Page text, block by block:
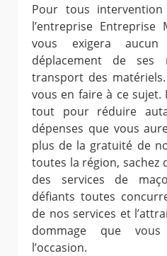
Pour tous
l’entreprise
vous exigera
déplacement de
transport des
vous en faire à ce
tout pour réduire
dépenses que vous
plus de la gratuité de
toutes la région, sachez
des services de
défiants toutes
de nos services et
dommage que
l’occasion.